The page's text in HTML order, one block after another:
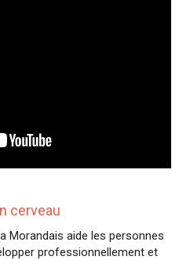
cerveau
Morandais aide les personnes
professionnellement et